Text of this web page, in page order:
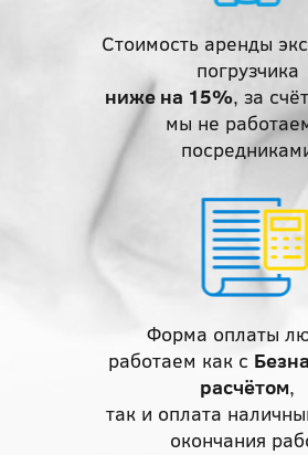
Стоимость аренды
погрузчика
ниже на 15%, за
мы не
Форма оплаты
работаем как с
расчётом,
так и оплата
окончания